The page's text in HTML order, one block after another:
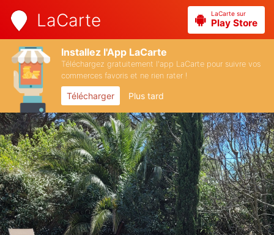
LaCarte LaCarte sur
Play Store
Installez l'App LaCarte
Téléchargez gratuitement l'app LaCarte pour suivre vos
commerces favoris et ne rien rater !
Télécharger Plus tard